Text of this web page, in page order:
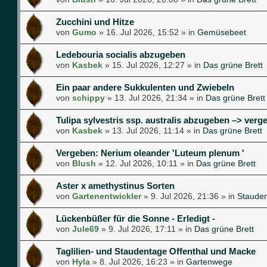
Zucchini und Hitze
von Gumo » 16. Jul 2026, 15:52 » in Gemüsebeet
Ledebouria socialis abzugeben
von Kasbek » 15. Jul 2026, 12:27 » in Das grüne Brett
Ein paar andere Sukkulenten und Zwiebeln
von schippy » 13. Jul 2026, 21:34 » in Das grüne Brett
Tulipa sylvestris ssp. australis abzugeben –>
von Kasbek » 13. Jul 2026, 11:14 » in Das grüne Brett
Vergeben: Nerium oleander 'Luteum plenum '
von Blush » 12. Jul 2026, 10:11 » in Das grüne Brett
Aster x amethystinus Sorten
von Gartenentwickler» 9. Jul 2026, 21:36 » in
Lückenbüßer für die Sonne - Erledigt -
von Jule69 » 9. Jul 2026, 17:11 » in Das grüne Brett
Taglilien- und Staudentage Offenthal und Macke
von Hyla » 8. Jul 2026, 16:23 » in Gartenwege